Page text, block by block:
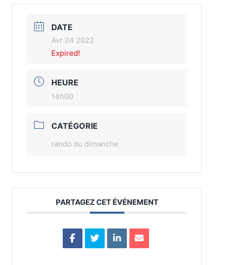
DATE
Avr 24 2022
Expired!
HEURE
14h00
CATÉGORIE
rando du dimanche
PARTAGEZ CET ÉVÉNEMENT